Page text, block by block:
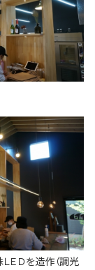
ＥＤを造作（調光